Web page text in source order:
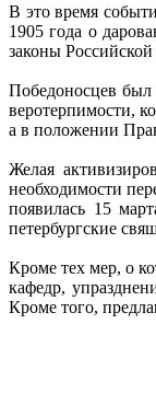
В это время
1905 года о
законы
Победоносцев был
веротерпимости,
а в положении
Желая
необходимости
появилась 15
петербургские
Кроме тех мер, о
кафедр,
Кроме того,